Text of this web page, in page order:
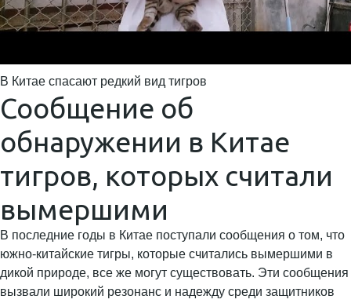
В Китае спасают редкий вид тигров
Сообщение об
обнаружении в Китае
тигров, которых считали
вымершими
В последние годы в Китае поступали сообщения о том, что
южно-китайские тигры, которые считались вымершими в
дикой природе, все же могут существовать. Эти сообщения
вызвали широкий резонанс и надежду среди защитников